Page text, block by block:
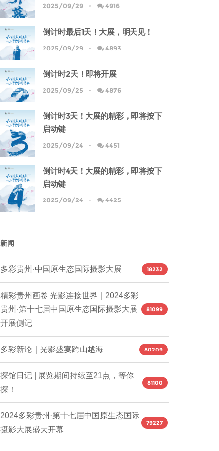
2025/09/29 4916
倒计时最后1天！大展，明天见！
2025/09/29 4893
倒计时2天！即将开展
2025/09/25 4876
倒计时3天！大展的精彩，即将按下
启动键
2025/09/24 4451
倒计时4天！大展的精彩，即将按下
启动键
2025/09/24 4425
新闻
多彩贵州·中国原生态国际摄影大展 18232
精彩贵州画卷 光影连接世界｜2024多彩
贵州·第十七届中国原生态国际摄影大展
开展侧记
81099
多彩新论｜光影盛宴跨山越海 80209
探馆日记 | 展览期间持续至21点，等你
探！
81100
2024多彩贵州·第十七届中国原生态国际
摄影大展盛大开幕
79227